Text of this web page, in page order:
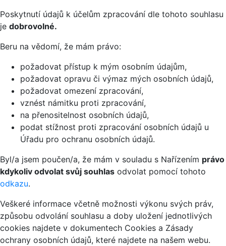
Poskytnutí údajů k účelům zpracování dle tohoto souhlasu
je dobrovolné.
Beru na vědomí, že mám právo:
požadovat přístup k mým osobním údajům,
požadovat opravu či výmaz mých osobních údajů,
požadovat omezení zpracování,
vznést námitku proti zpracování,
na přenositelnost osobních údajů,
podat stížnost proti zpracování osobních údajů u
Úřadu pro ochranu osobních údajů.
Byl/a jsem poučen/a, že mám v souladu s Nařízením právo
kdykoliv odvolat svůj souhlas odvolat pomocí tohoto
odkazu.
Veškeré informace včetně možnosti výkonu svých práv,
způsobu odvolání souhlasu a doby uložení jednotlivých
cookies najdete v dokumentech Cookies a Zásady
ochrany osobních údajů, které najdete na našem webu.